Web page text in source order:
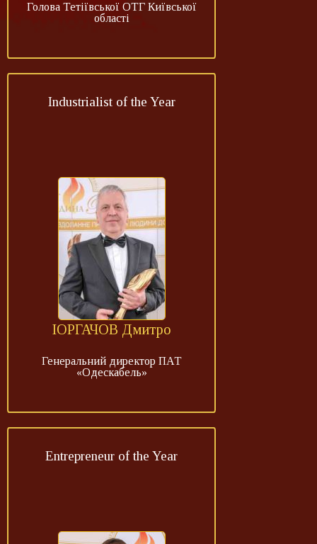
Голова Тетіївської ОТГ Київської
області
Industrialist of the Year
ІОРГАЧОВ Дмитро
Генеральний директор ПАТ
«Одескабель»
Entrepreneur of the Year